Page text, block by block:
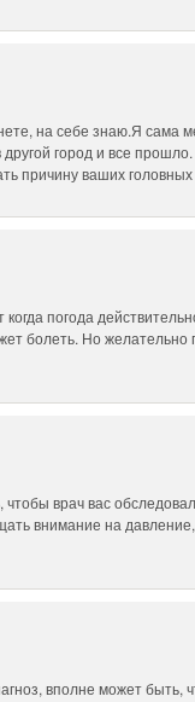
на себе знаю.Я сама
город и все
причину ваших
погода
болеть. Но желательно
врач вас
внимание на
вполне может быть,